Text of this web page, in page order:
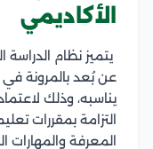
الأكاديمي
يتميز نظام الدراسة
عن بُعد بالمرونة في
يناسبه، وذلك
التزامة بمقررات
المعرفة والمهارات